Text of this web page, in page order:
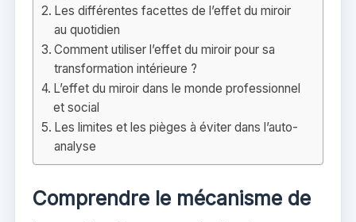
Les différentes facettes de l’effet du miroir
au quotidien
Comment utiliser l’effet du miroir pour sa
transformation intérieure ?
L’effet du miroir dans le monde professionnel
et social
Les limites et les pièges à éviter dans l’auto-
analyse
Comprendre le mécanisme de